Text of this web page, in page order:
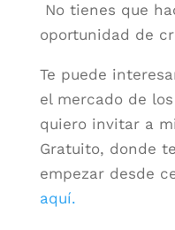
No tienes que
oportunidad de
Te puede
el mercado de los
quiero invitar a
Gratuito, donde
empezar desde
aquí.